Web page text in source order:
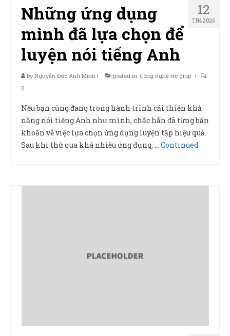
12
TH4 2025
Những ứng dụng
mình đã lựa chọn để
luyện nói tiếng Anh
byNguyễn Đức Anh Minh | posted in: Công nghệ trợ giúp |
0
Nếu bạn cũng đang trong hành trình cải thiện khả
năng nói tiếng Anh như mình, chắc hẳn đã từng băn
khoăn về việc lựa chọn ứng dụng luyện tập hiệu quả.
Sau khi thử qua khá nhiều ứng dụng, … Continued